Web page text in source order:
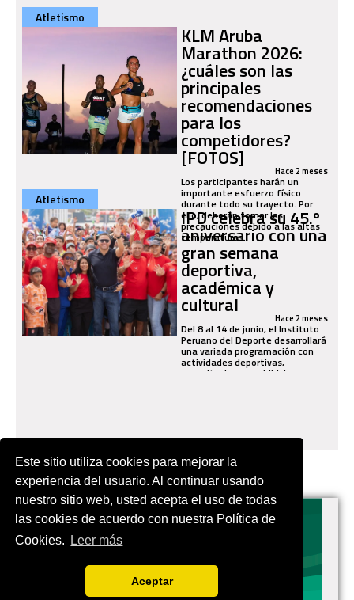
Este sitio utiliza cookies para mejorar la
experiencia del usuario. Al continuar usando
nuestro sitio web, usted acepta el uso de todas
las cookies de acuerdo con nuestra Política de
Cookies.
Leer más
Aceptar
Atletismo
KLM Aruba
Marathon 2026:
¿cuáles son las
principales
recomendaciones
para los
competidores?
[FOTOS] Hace 2 meses
Los participantes harán un
importante esfuerzo físico
durante todo su trayecto. Por
ello, deberán tomar las
precauciones debido a las altas
temperaturas.
Atletismo
IPD celebra su 45.º
aniversario con una
gran semana
deportiva,
académica y
cultural Hace 2 meses
Del 8 al 14 de junio, el Instituto
Peruano del Deporte desarrollará
una variada programación con
actividades deportivas,
capacitaciones, exhibiciones y